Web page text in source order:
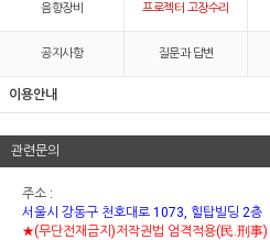
음향장비 프로젝터 고장수리
공지사항 질문과 답변
이용안내
관련문의
주소 :
서울시 강동구 천호대로 1073, 힐탑빌딩 2층
★(무단전재금지)저작권법 엄격적용(民.刑事)